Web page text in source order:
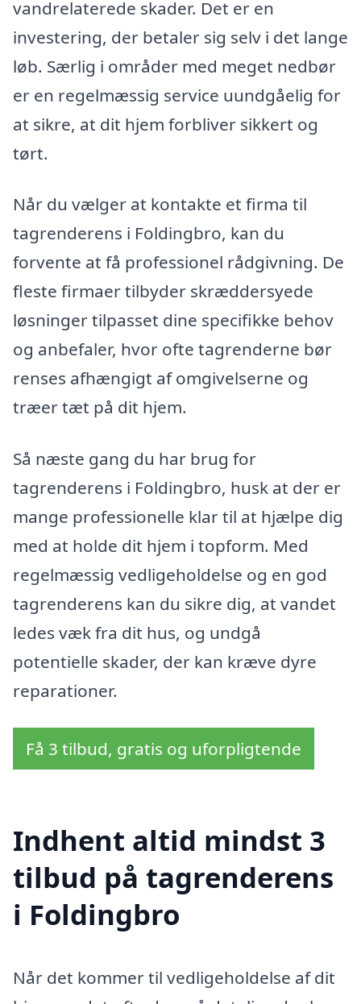
vandrelaterede skader. Det er en
investering, der betaler sig selv i det lange
løb. Særlig i områder med meget nedbør
er en regelmæssig service uundgåelig for
at sikre, at dit hjem forbliver sikkert og
tørt.
Når du vælger at kontakte et firma til
tagrenderens i Foldingbro, kan du
forvente at få professionel rådgivning. De
fleste firmaer tilbyder skræddersyede
løsninger tilpasset dine specifikke behov
og anbefaler, hvor ofte tagrenderne bør
renses afhængigt af omgivelserne og
træer tæt på dit hjem.
Så næste gang du har brug for
tagrenderens i Foldingbro, husk at der er
mange professionelle klar til at hjælpe dig
med at holde dit hjem i topform. Med
regelmæssig vedligeholdelse og en god
tagrenderens kan du sikre dig, at vandet
ledes væk fra dit hus, og undgå
potentielle skader, der kan kræve dyre
reparationer.
Få 3 tilbud, gratis og uforpligtende
Indhent altid mindst 3
tilbud på tagrenderens
i Foldingbro
Når det kommer til vedligeholdelse af dit